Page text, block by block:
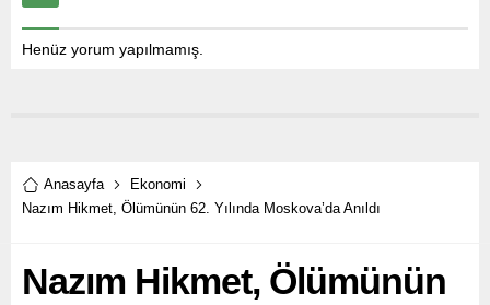
Henüz yorum yapılmamış.
Anasayfa
Ekonomi
Nazım Hikmet, Ölümünün 62. Yılında Moskova’da Anıldı
Nazım Hikmet, Ölümünün